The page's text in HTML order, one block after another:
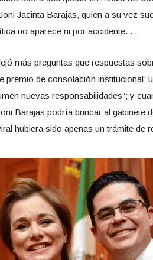
Jacinta Barajas, quien a su vez
no aparece ni por accidente. . .
más preguntas que respuestas
premio de consolación institucional:
nuevas responsabilidades”; y
Barajas podría brincar al
hubiera sido apenas un trámite de